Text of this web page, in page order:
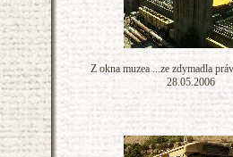
Z okna muzea ...ze zdymadla
28.05.2006